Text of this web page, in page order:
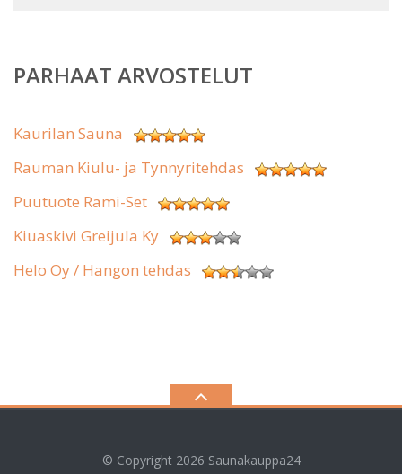
PARHAAT ARVOSTELUT
Kaurilan Sauna
Rauman Kiulu- ja Tynnyritehdas
Puutuote Rami-Set
Kiuaskivi Greijula Ky
Helo Oy / Hangon tehdas
© Copyright 2026 Saunakauppa24